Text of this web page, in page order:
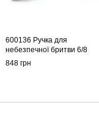
600136 Ручка для
небезпечної бритви 6/8
848 грн